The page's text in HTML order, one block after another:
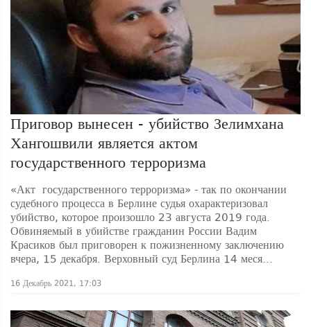
Приговор вынесен - убийство Зелимхана
Хангошвили является актом
государственного терроризма
«Акт государственного терроризма» - так по окончании
судебного процесса в Берлине судья охарактеризовал
убийство, которое произошло 23 августа 2019 года.
Обвиняемый в убийстве гражданин России Вадим
Красиков был приговорен к пожизненному заключению
вчера, 15 декабря. Верховный суд Берлина 14 меся...
16 Декабрь 2021, 17:03